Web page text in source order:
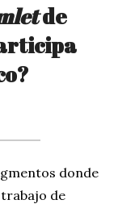
de
donde
de